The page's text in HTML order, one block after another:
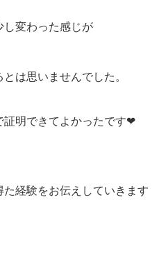
し変わった感じが
は思いませんでした。
証明できてよかったです❤︎
経験をお伝えしていきます